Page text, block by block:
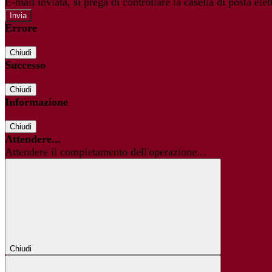
Errore
Chiudi
Successo
Chiudi
Informazione
Chiudi
Attendere...
Attendere il completamento dell'operazione...
Chiudi